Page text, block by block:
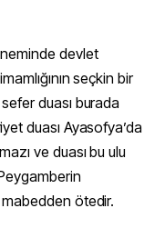
devlet
seçkin bir
duası burada
duası Ayasofya’da
ve duası bu ulu
ötedir.